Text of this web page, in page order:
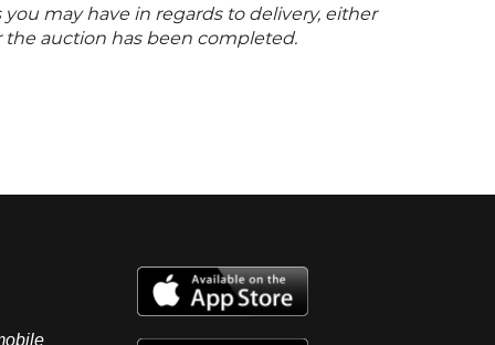
de energía que se refleja en esas
a la vez que efímeras, pues están
may have in regards to delivery, either
the auction has been completed.